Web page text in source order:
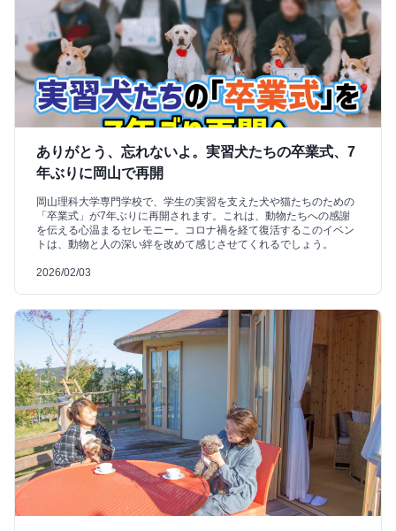
ありがとう、忘れないよ。実習犬たちの卒業式、7
年ぶりに岡山で再開
岡山理科大学専門学校で、学生の実習を支えた犬や猫たちのための
「卒業式」が7年ぶりに再開されます。これは、動物たちへの感謝
を伝える心温まるセレモニー。コロナ禍を経て復活するこのイベン
トは、動物と人の深い絆を改めて感じさせてくれるでしょう。
2026/02/03